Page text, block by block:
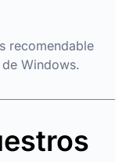
recomendable
Windows.